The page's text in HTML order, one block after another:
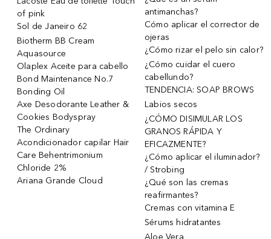
of pink
Sol de Janeiro 62
Biotherm BB Cream
Aquasource
Olaplex Aceite para cabello
Bond Maintenance No.7
Bonding Oil
Axe Desodorante Leather &
Cookies Bodyspray
The Ordinary
Acondicionador capilar Hair
Care Behentrimonium
Chloride 2%
Ariana Grande Cloud
antimanchas?
Cómo aplicar el corrector de
ojeras
¿Cómo rizar el pelo sin calor?
¿Cómo cuidar el cuero
cabellundo?
TENDENCIA: SOAP BROWS
Labios secos
¿CÓMO DISIMULAR LOS
GRANOS RÁPIDA Y
EFICAZMENTE?
¿Cómo aplicar el iluminador?
/ Strobing
¿Qué son las cremas
reafirmantes?
Cremas con vitamina E
Sérums hidratantes
Aloe Vera